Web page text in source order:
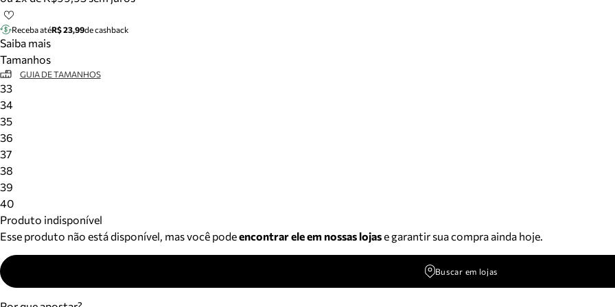
Receba atéR$ 23,99de cashback
Saiba mais
Tamanhos
GUIA DE TAMANHOS
33
34
35
36
37
38
39
40
Produto indisponível
Esse produto não está disponível, mas você podeencontrar ele em nossas lojase garantir sua compra ainda hoje.
Buscar em lojas